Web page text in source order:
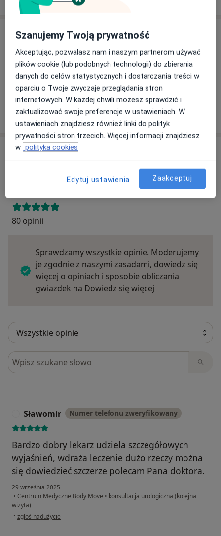
Akceptowane ubezpieczenia
Ubezpieczenia są akceptowane, ale zakres zależy od
lokalizacji i usługi. Sprawdź podczas umawiania wizyty.
NFZ
Zobacz wszystkie ubezpieczenia
Opinie
Dodaj swoją opinię
80 opinii
Sprawdzamy wszystkie opinie. Moderujemy
je zgodnie z naszymi zasadami, dowiedz się
więcej o opiniach i sposobie obliczania
gwiazdek na Dowiedz się więcej
Szukaj w opiniach
Sławomir Numer telefonu zweryfikowany
Bardzo dobry lekarz udziela szczegółowych
wyjaśnień, wdraża leczenie dużo rzeczy można
się dowiedzieć szczerze polecam Pana doktora.
29 września 2025
• Centrum Medyczne Body Move • konsultacja urologiczna (kolejna
wizyta)
• w opinii użytkownika Sławomir
zgłoś nadużycie
Szanujemy Twoją prywatność
Akceptując, pozwalasz nam i naszym partnerom używać
plików cookie (lub podobnych technologii) do zbierania
danych do celów statystycznych i dostarczania treści w
oparciu o Twoje zwyczaje przeglądania stron
internetowych. W każdej chwili możesz sprawdzić i
zaktualizować swoje preferencje w ustawieniach. W
ustawieniach znajdziesz również linki do polityk
prywatności stron trzecich. Więcej informacji znajdziesz
w polityka cookies
Edytuj ustawienia Zaakceptuj